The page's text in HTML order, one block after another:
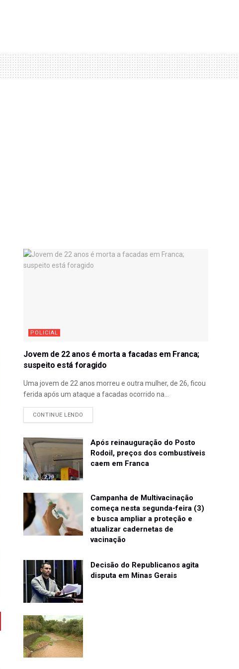
POLICIAL
Jovem de 22 anos é morta a facadas em Franca;
suspeito está foragido
Uma jovem de 22 anos morreu e outra mulher, de 26, ficou
ferida após um ataque a facadas ocorrido na...
CONTINUE LENDO
Após reinauguração do Posto
Rodoil, preços dos combustíveis
caem em Franca
Campanha de Multivacinação
começa nesta segunda-feira (3)
e busca ampliar a proteção e
atualizar cadernetas de
vacinação
Decisão do Republicanos agita
disputa em Minas Gerais